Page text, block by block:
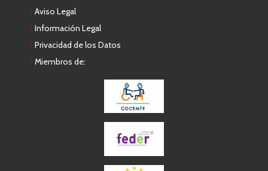
Aviso Legal
Información Legal
Privacidad de los Datos
Miembros de: